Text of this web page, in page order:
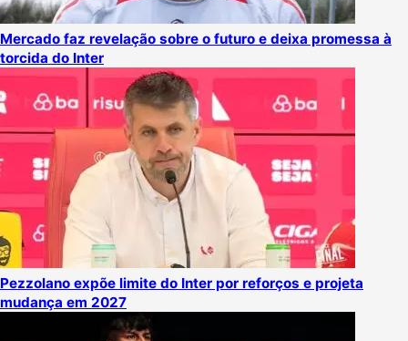
Mercado faz revelação sobre o futuro e deixa promessa à
torcida do Inter
Pezzolano expõe limite do Inter por reforços e projeta
mudança em 2027